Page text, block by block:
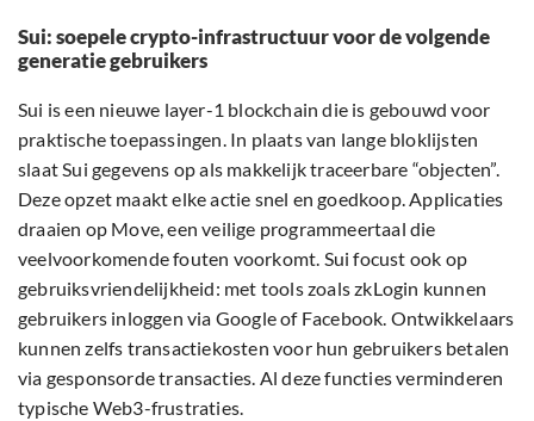
Sui: soepele crypto-infrastructuur voor de volgende
generatie gebruikers
Sui is een nieuwe layer-1 blockchain die is gebouwd voor
praktische toepassingen. In plaats van lange bloklijsten
slaat Sui gegevens op als makkelijk traceerbare “objecten”.
Deze opzet maakt elke actie snel en goedkoop. Applicaties
draaien op Move, een veilige programmeertaal die
veelvoorkomende fouten voorkomt. Sui focust ook op
gebruiksvriendelijkheid: met tools zoals zkLogin kunnen
gebruikers inloggen via Google of Facebook. Ontwikkelaars
kunnen zelfs transactiekosten voor hun gebruikers betalen
via gesponsorde transacties. Al deze functies verminderen
typische Web3-frustraties.